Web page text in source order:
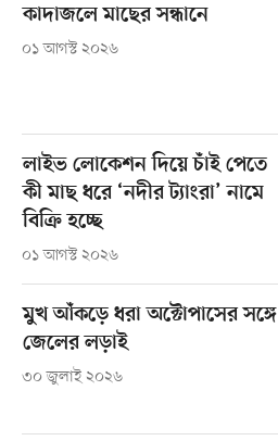
কাদাজলে মাছের সন্ধানে
০১ আগস্ট ২০২৬
লাইভ লোকেশন দিয়ে চাঁই পেতে
কী মাছ ধরে ‘নদীর ট্যাংরা’ নামে
বিক্রি হচ্ছে
০১ আগস্ট ২০২৬
মুখ আঁকড়ে ধরা অক্টোপাসের সঙ্গে
জেলের লড়াই
৩০ জুলাই ২০২৬